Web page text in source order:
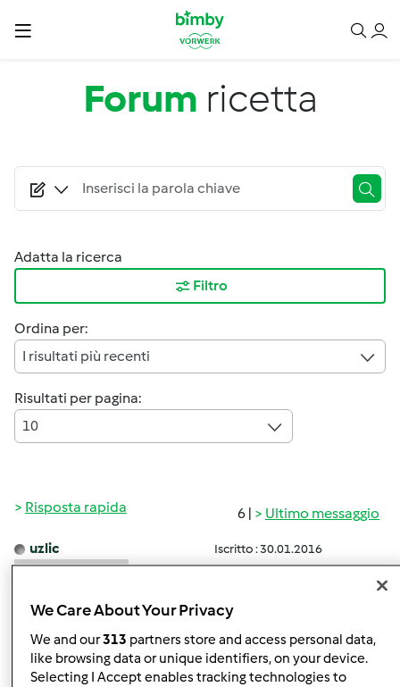
Salta al contenuto principale
Forum ricetta
Adatta la ricerca
Filtro
Ordina per:
I risultati più recenti
Risultati per pagina:
10
6 | Ultimo messaggio
Risposta rapida
uzlic Iscritto : 30.01.2016
We Care About Your Privacy
We and our313 partners store and access personal data,
like browsing data or unique identifiers, on your device.
Selecting I Accept enables tracking technologies to